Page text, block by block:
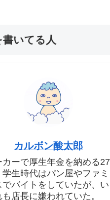
書いてる人
カルボン酸太郎
カーで厚生年金を納める27
学生時代はパン屋やファミ
でバイトをしていたが、い
店長に嫌われていた。